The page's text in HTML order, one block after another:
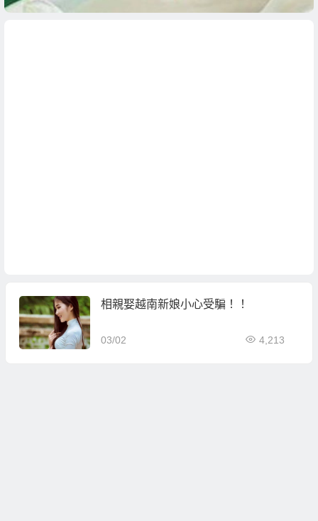
相親娶越南新娘小心受騙！！
03/02 4,213